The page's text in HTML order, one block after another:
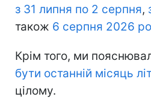
з 31 липня по 2 серпня,
також 6 серпня 2026
Крім того, ми
бути останній місяць
цілому.